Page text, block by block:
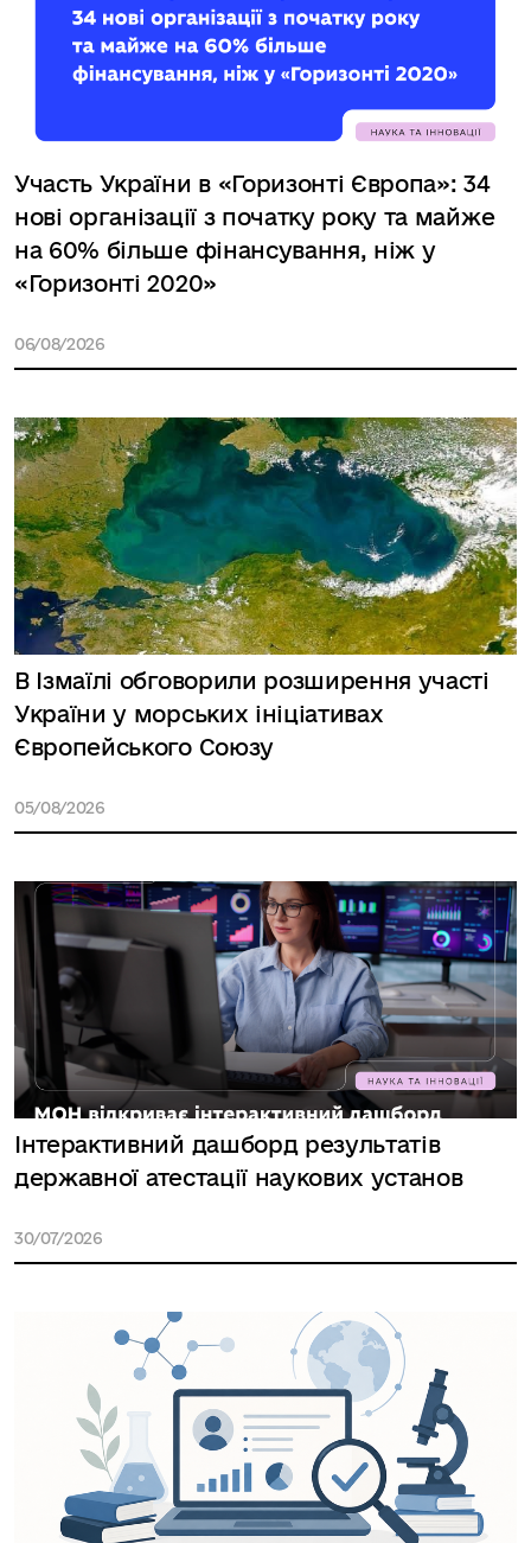
Участь України в «Горизонті Європа»: 34
нові організації з початку року та майже
на 60% більше фінансування, ніж у
«Горизонті 2020»
06/08/2026
В Ізмаїлі обговорили розширення участі
України у морських ініціативах
Європейського Союзу
05/08/2026
Інтерактивний дашборд результатів
державної атестації наукових установ
30/07/2026